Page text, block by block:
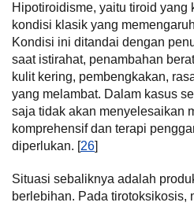
Hipotiroidisme, yaitu tiroid yang
kondisi klasik yang
Kondisi ini ditandai dengan
saat istirahat, penambahan
kulit kering, pembengkakan,
yang melambat. Dalam kasus
saja tidak akan menyelesaikan
komprehensif dan terapi
diperlukan. [26]
Situasi sebaliknya adalah
berlebihan. Pada tirotoksikosis,